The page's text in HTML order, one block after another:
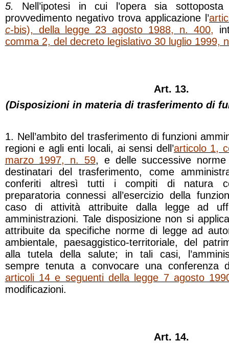
5.
Nell’ipotesi in cui l’opera sia
provvedimento negativo trova applicazione l’
c-bis), della legge 23 agosto 1988, n. 400,
comma 2, del decreto legislativo 30 luglio 1999,
Art. 13.
(Disposizioni in materia di trasferimento di
1. Nell’ambito del trasferimento di funzioni
regioni e agli enti locali, ai sensi dell’articolo 1,
marzo 1997, n. 59, e delle successive
destinatari del trasferimento, come
conferiti altresì tutti i compiti di natura
preparatoria connessi all’esercizio della
caso di attività attribuite dalla legge ad
amministrazioni. Tale disposizione non si
attribuite da specifiche norme di legge ad
ambientale, paesaggistico-territoriale, del
alla tutela della salute; in tali casi,
sempre tenuta a convocare una conferenza
articoli 14 e seguenti della legge 7 agosto
modificazioni.
Art. 14.